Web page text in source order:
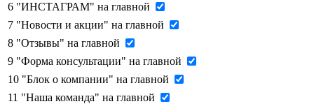
6 "ИНСТАГРАМ" на главной
7 "Новости и акции" на главной
8 "Отзывы" на главной
9 "Форма консультации" на главной
10 "Блок о компании" на главной
11 "Наша команда" на главной